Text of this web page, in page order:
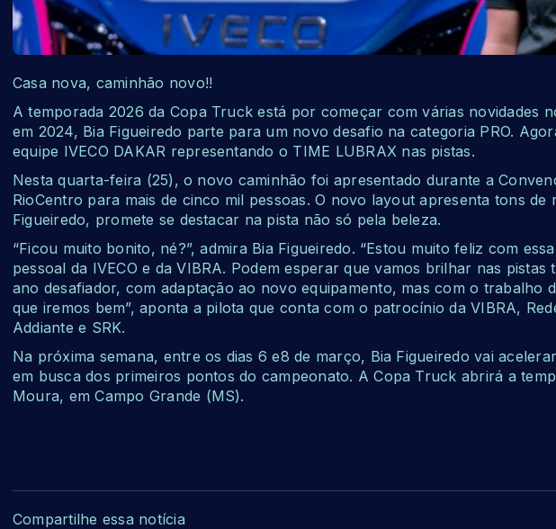
Casa nova, caminhão novo!!
A temporada 2026 da Copa Truck está por começar com várias novidades
em 2024, Bia Figueiredo parte para um novo desafio na categoria PRO.
equipe IVECO DAKAR representando o TIME LUBRAX nas pistas.
Nesta quarta-feira (25), o novo caminhão foi apresentado durante a
RioCentro para mais de cinco mil pessoas. O novo layout apresenta tons de
Figueiredo, promete se destacar na pista não só pela beleza.
“Ficou muito bonito, né?”, admira Bia Figueiredo. “Estou muito feliz com
pessoal da IVECO e da VIBRA. Podem esperar que vamos brilhar nas
ano desafiador, com adaptação ao novo equipamento, mas com o trabalho
que iremos bem”, aponta a pilota que conta com o patrocínio da VIBRA,
Addiante e SRK.
Na próxima semana, entre os dias 6 e8 de março, Bia Figueiredo vai
em busca dos primeiros pontos do campeonato. A Copa Truck abrirá a
Moura, em Campo Grande (MS).
Compartilhe essa notícia